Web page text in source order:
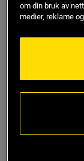
En praktisk og
Les mer
om din bruk av
medier, reklame